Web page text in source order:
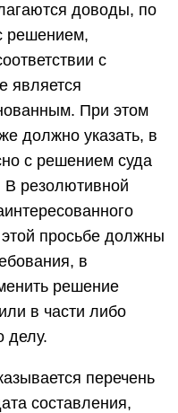
доводы, по
решением,
с
является
При этом
должно указать, в
с решением суда
резолютивной
просьбе должны
в
решение
в части либо
делу.
перечень
составления,